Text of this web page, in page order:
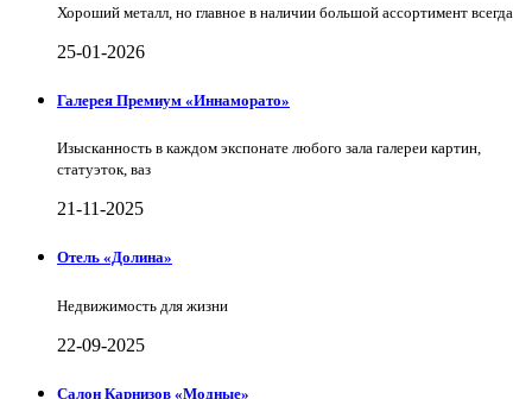
Хороший металл, но главное в наличии большой ассортимент всегда
25-01-2026
Галерея Премиум «Иннаморато»
Изысканность в каждом экспонате любого зала галереи картин,
статуэток, ваз
21-11-2025
Отель «Долина»
Недвижимость для жизни
22-09-2025
Салон Карнизов «Модные»